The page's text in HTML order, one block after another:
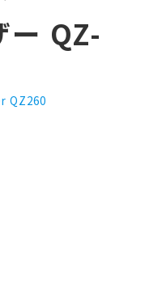
ー QZ-
QZ260